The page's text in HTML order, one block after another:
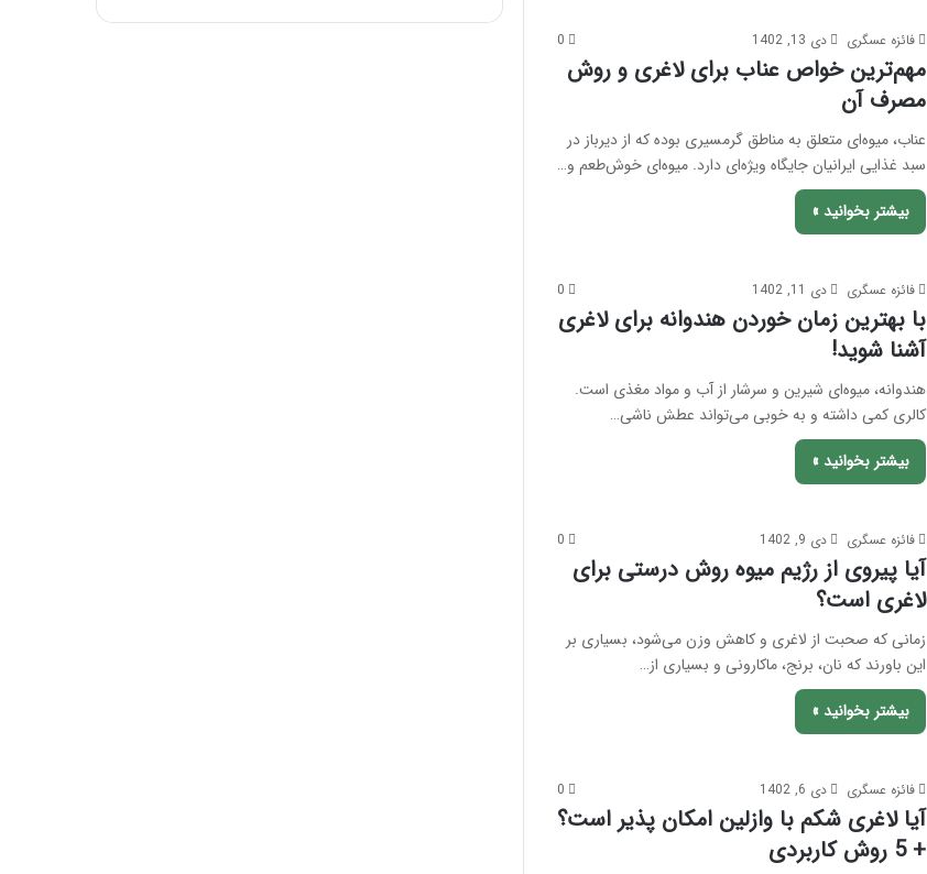
فائزه عسگری دی 13, 1402 0
مهم‌ترین خواص عناب برای لاغری و روش
مصرف آن
عناب، میوه‌ای متعلق به مناطق گرمسیری بوده که از دیرباز در
سبد غذایی ایرانیان جایگاه ویژه‌ای دارد. میوه‌ای خوش‌طعم و…
بیشتر بخوانید »
فائزه عسگری دی 11, 1402 0
با بهترین زمان خوردن هندوانه برای لاغری
آشنا شوید!
هندوانه، میوه‌ای شیرین و سرشار از آب و مواد مغذی است.
کالری کمی داشته و به خوبی می‌تواند عطش ناشی…
بیشتر بخوانید »
فائزه عسگری دی 9, 1402 0
آیا پیروی از رژیم میوه روش درستی برای
لاغری است؟
زمانی که صحبت از لاغری و کاهش وزن می‌شود، بسیاری بر
این باورند که نان، برنج، ماکارونی و بسیاری از…
بیشتر بخوانید »
فائزه عسگری دی 6, 1402 0
آیا لاغری شکم با وازلین امکان پذیر است؟
+ 5 روش کاربردی